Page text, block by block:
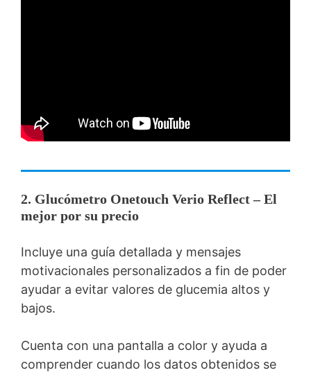
2. Glucómetro Onetouch Verio Reflect – El
mejor por su precio
Incluye una guía detallada y mensajes
motivacionales personalizados a fin de poder
ayudar a evitar valores de glucemia altos y
bajos.
Cuenta con una pantalla a color y ayuda a
comprender cuando los datos obtenidos se